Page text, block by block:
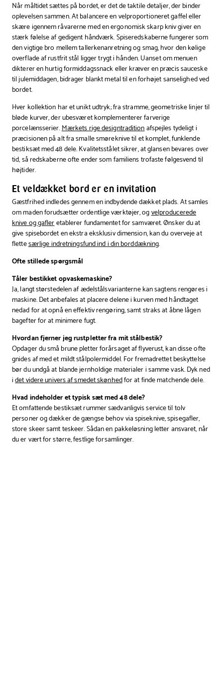
Når måltidet sættes på bordet, er det de taktile detaljer, der binder
oplevelsen sammen. At balancere en velproportioneret gaffel eller
skære igennem råvarerne med en ergonomisk skarp kniv giver en
stærk følelse af gedigent håndværk. Spiseredskaberne fungerer som
den vigtige bro mellem tallerkenanretning og smag, hvor den kølige
overflade af rustfrit stål ligger trygt i hånden. Uanset om menuen
dikterer en hurtig formiddagssnack eller kræver en præcis sauceske
til julemiddagen, bidrager blankt metal til en forhøjet sanselighed ved
bordet.
Hver kollektion har et unikt udtryk; fra stramme, geometriske linjer til
bløde kurver, der ubesværet komplementerer farverige
porcelænsserier.Mærkets rige designtraditionafspejles tydeligt i
præcisionen på alt fra smalle smøreknive til et komplet, funklende
bestiksæt med 48 dele. Kvalitetsstålet sikrer, at glansen bevares over
tid, så redskaberne ofte ender som familiens trofaste følgesvend til
højtider.
Et veldækket bord er en invitation
Gæstfrihed indledes gennem en indbydende dækket plads. At samles
om maden forudsætter ordentlige værktøjer, ogvelproducerede
knive og gafleretablerer fundamentet for samværet. Ønsker du at
give spisebordet en ekstra eksklusiv dimension, kan du overveje at
flettesærlige indretningsfund ind i din borddækning.
Ofte stillede spørgsmål
Tåler bestikket opvaskemaskine?
Ja, langt størstedelen af ædelstålsvarianterne kan sagtens rengøres i
maskine. Det anbefales at placere delene i kurven med håndtaget
nedad for at opnå en effektiv rengøring, samt straks at åbne lågen
bagefter for at minimere fugt.
Hvordan fjerner jeg rustpletter fra mit stålbestik?
Opdager du små brune pletter forårsaget af flyverust, kan disse ofte
gnides af med et mildt stålpolermiddel. For fremadrettet beskyttelse
bør du undgå at blande jernholdige materialer i samme vask. Dyk ned
idet videre univers af smedet skønhedfor at finde matchende dele.
Hvad indeholder et typisk sæt med 48 dele?
Et omfattende bestiksæt rummer sædvanligvis service til tolv
personer og dækker de gængse behov via spiseknive, spisegafler,
store skeer samt teskeer. Sådan en pakkeløsning letter ansvaret, når
du er vært for større, festlige forsamlinger.